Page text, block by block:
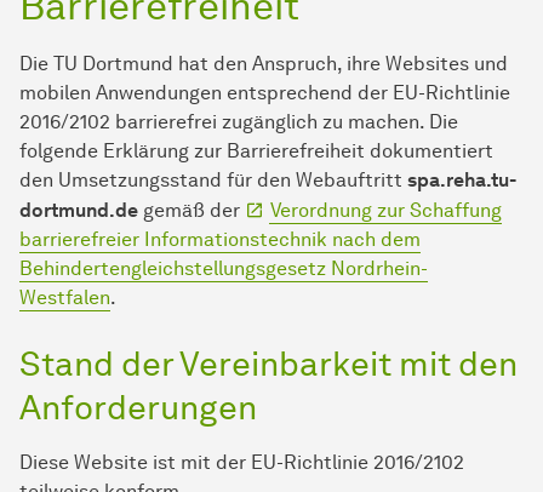
Die TU Dort­mund hat den Anspruch, ihre Websites und
mobilen An­wen­dungen entsprechend der EU-Richtlinie
2016/2102 barrierefrei zugänglich zu machen. Die
folgende Erklärung zur Barrierefreiheit dokumentiert
den Umsetzungsstand für den Webauftritt spa.reha.tu-
dortmund.de gemäß der
Verordnung zur Schaffung
barrierefreier In­for­ma­ti­ons­tech­nik nach dem
Behindertengleichstellungsgesetz Nordrhein-
Westfalen.
Stand der Vereinbarkeit mit den
An­for­der­ungen
Diese Website ist mit der EU-Richtlinie 2016/2102